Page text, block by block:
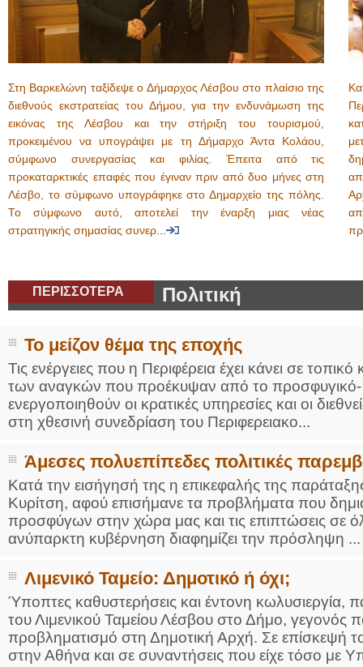
Στη Βαρκελώνη ταξίδεψε ο Δήμαρχος Λέσβου στο πλαίσιο της
διεθνούς εκστρατείας του Δήμου, για την ενδυνάμωση της
εικόνας της Λέσβου και την στήριξη του τουρισμού,
προκειμένου να υπογράψει με τη Δήμαρχο Άντα Κολάου,
σύμφωνο συνεργασίας και φιλίας. Έπειτα από τις
προκαταρκτικές επαφές που έγιναν πριν από δυο μήνες στη
Λέσβο, το σύμφωνο υπογράφηκε στο Δημαρχείο της πόλης.
Το σύμφωνο αυτό, αποτελεί την έναρξη μιας νέας
στρατηγικής σημασίας συνερ...
ΠΕΡΙΣΣΟΤΕΡΑ Πολιτική
Το μείζον θέμα της εποχής
Τις ενέργειες που η Περιφέρεια έχει κάνει σε
των αναγκών που προέκυψαν από το προσφυγικό-
ενεργοποιηθούν οι κρατικές υπηρεσίες και οι
στη χθεσινή συνεδρίαση του Περιφερειακο...
Άμεσες πολυεπίπεδες πολιτικές
Κατά την εισήγησή της η επικεφαλής της
Κυρίτση, αφού επισήμανε τα προβλήματα που
προσφύγων στην χώρα μας και τις επιπτώσεις σε
ανύπαρκτη κυβέρνηση διαφημίζει την πρόσληψη ...
Λιμενικό Ταμείο: Δημοτικό ή όχι;
Ύποπτες καθυστερήσεις και έντονη κωλυσιεργία,
του Λιμενικού Ταμείου Λέσβου στο Δήμο, γεγονός
προβληματισμό στη Δημοτική Αρχή. Σε επίσκεψή
στην Αθήνα και σε συναντήσεις που είχε τόσο με